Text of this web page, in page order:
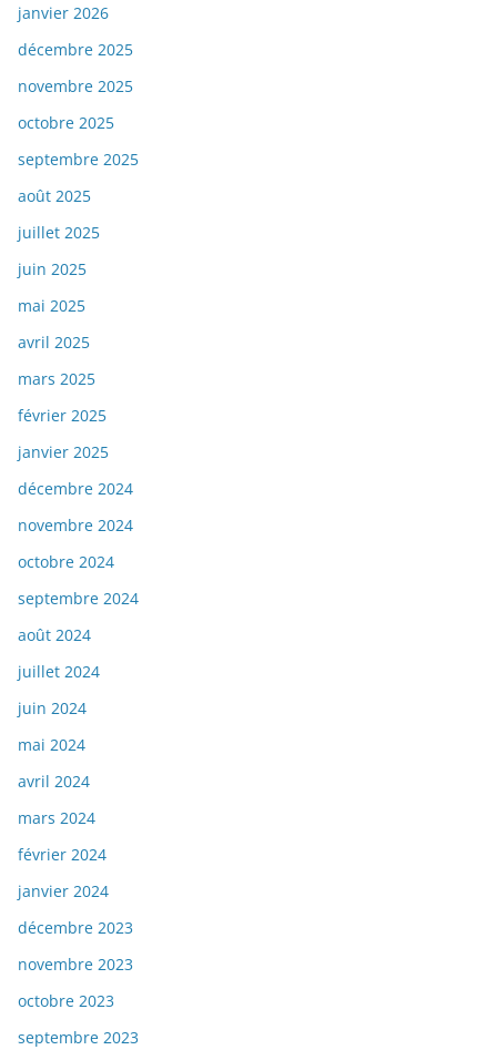
janvier 2026
décembre 2025
novembre 2025
octobre 2025
septembre 2025
août 2025
juillet 2025
juin 2025
mai 2025
avril 2025
mars 2025
février 2025
janvier 2025
décembre 2024
novembre 2024
octobre 2024
septembre 2024
août 2024
juillet 2024
juin 2024
mai 2024
avril 2024
mars 2024
février 2024
janvier 2024
décembre 2023
novembre 2023
octobre 2023
septembre 2023